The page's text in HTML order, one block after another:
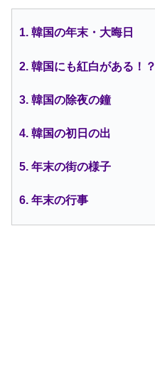
1. 韓国の年末・大晦日
2. 韓国にも紅白がある！？
3. 韓国の除夜の鐘
4. 韓国の初日の出
5. 年末の街の様子
6. 年末の行事